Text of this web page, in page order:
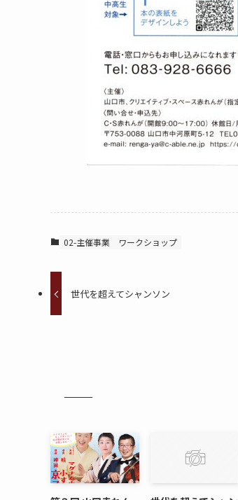
02-主催事業 ワークショップ
世代を超えてシャンソン